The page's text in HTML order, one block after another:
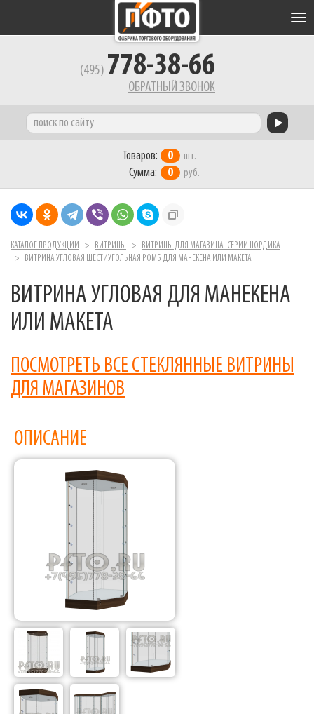
(495) 778-38-66
ОБРАТНЫЙ ЗВОНОК
Фабрика торгового оборудования
Товаров: 0 шт.
Сумма: 0 руб.
КАТАЛОГ ПРОДУКЦИИ ВИТРИНЫ
ВИТРИНЫ ДЛЯ МАГАЗИНА .СЕРИИ НОРДИКА
ВИТРИНА УГЛОВАЯ ШЕСТИУГОЛЬНАЯ РОМБ ДЛЯ МАНЕКЕНА ИЛИ МАКЕТА
ВИТРИНА УГЛОВАЯ ДЛЯ МАНЕКЕНА
ИЛИ МАКЕТА
ПОСМОТРЕТЬ ВСЕ СТЕКЛЯННЫЕ ВИТРИНЫ
ДЛЯ МАГАЗИНОВ
ОПИСАНИЕ